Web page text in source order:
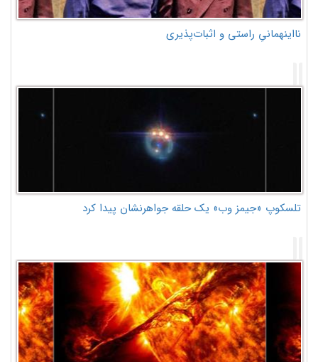
نااینهمانیِ راستی و اثبات‌پذیری
تلسکوپ «جیمز وب» یک حلقه جواهرنشان پیدا کرد